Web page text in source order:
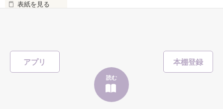
アプリ
読む
✨.ﾟ･*..☆.｡.:*✨.☆.｡.:. *:ﾟ✨.ﾟ･*..☆.｡.:*✨
そして光を巡ってライバルも登場！？
「貴方なんかに光先輩は渡しませんから。」
表紙を見る
「瑠莉に一目惚れしたんだよ……悪いかよ」
クラス替えをして隣の席になったのは────